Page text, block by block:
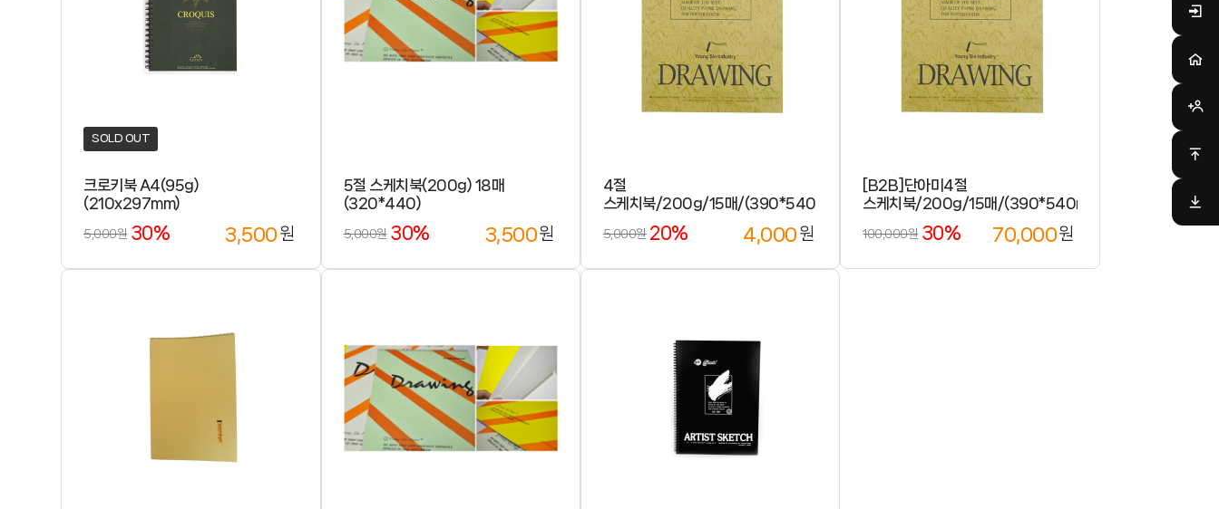
SOLD OUT
크로키북 A4(95g)
(210x297mm)
5,000원 30% 3,500 원
5절 스케치북(200g) 18매
(320*440)
5,000원 30% 3,500원
4절
스케치북/200g/15매/(390*540mm)/
5,000원 20% 4,000 원
[B2B]단아미4절
스케치북/200g/15매/(390*540mm)/20권
100,000원 30% 70,000원